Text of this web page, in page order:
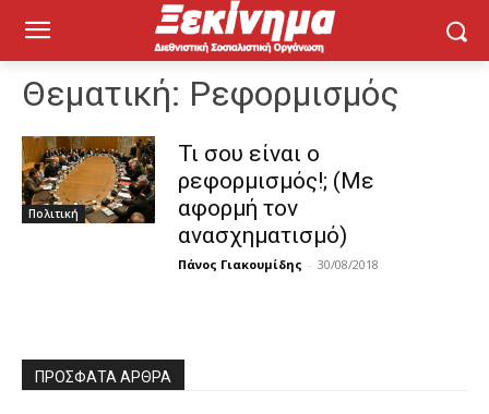
Θεματική: Ρεφορμισμός
Πολιτική
Τι σου είναι ο
ρεφορμισμός!; (Με
αφορμή τον
ανασχηματισμό)
Πάνος Γιακουμίδης - 30/08/2018
ΠΡΌΣΦΑΤΑ ΆΡΘΡΑ